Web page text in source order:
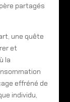
partagés
une quête
et
la
effréné de
individu,